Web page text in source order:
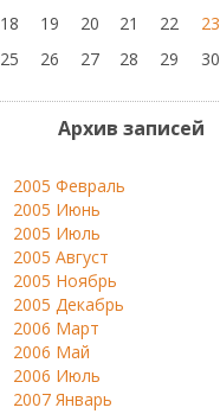
18
19 20 21 22 23
25
26 27 28 29 30
Архив записей
2005 Февраль
2005 Июнь
2005 Июль
2005 Август
2005 Ноябрь
2005 Декабрь
2006 Март
2006 Май
2006 Июль
2007 Январь